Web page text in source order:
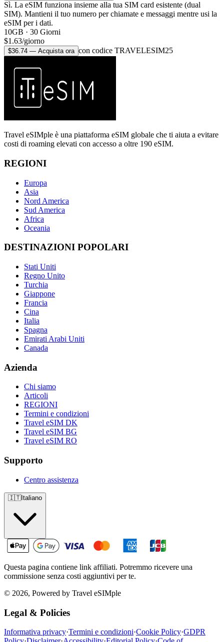
Sì. La eSIM funziona insieme alla tua SIM card esistente (dual
SIM). Mantieni il tuo numero per chiamate e messaggi mentre usi la
eSIM per i dati.
10GB · 30 Giorni
$1.63/giorno
$36.74 — Acquista ora con codice TRAVELESIM25
Travel eSIMple è una piattaforma eSIM globale che ti aiuta a evitare
costi di roaming elevati con accesso a oltre 190 eSIM.
REGIONI
Europa
Asia
Nord America
Sud America
Africa
Oceania
DESTINAZIONI POPOLARI
Stati Uniti
Regno Unito
Turchia
Giappone
Francia
Cina
Italia
Spagna
Emirati Arabi Uniti
Canada
Azienda
Chi siamo
Articoli
REGIONI
Termini e condizioni
Travel eSIM DK
Travel eSIM BG
Travel eSIM RO
Supporto
Centro assistenza
🇮🇹Italiano
Questa pagina contiene link affiliati. Potremmo ricevere una
commissione senza costi aggiuntivi per te.
© 2026, Powered by Travel eSIMple
Legal & Policies
Informativa privacy·Termini e condizioni·Cookie Policy·GDPR